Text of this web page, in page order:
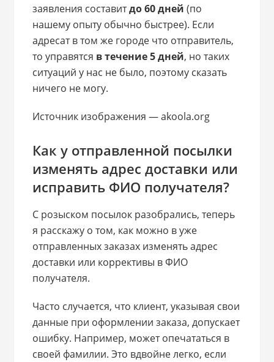
заявления составитдо 60 дней (по
нашему опыту обычно быстрее). Если
адресат в том же городе что отправитель,
то управятся в течение 5 дней, но таких
ситуаций у нас не было, поэтому сказать
ничего не могу.
Источник изображения — akoola.org
Как у отправленной посылки
изменять адрес доставки или
исправить ФИО получателя?
С розыском посылок разобрались, теперь
я расскажу о том, как можно в уже
отправленных заказах изменять адрес
доставки или коррективы в ФИО
получателя.
Часто случается, что клиент, указывая свои
данные при оформлении заказа, допускает
ошибку. Например, может опечататься в
своей фамилии. Это вдвойне легко, если